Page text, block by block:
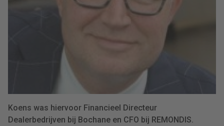
Koens was hiervoor Financieel Directeur
Dealerbedrijven bij Bochane en CFO bij REMONDIS.